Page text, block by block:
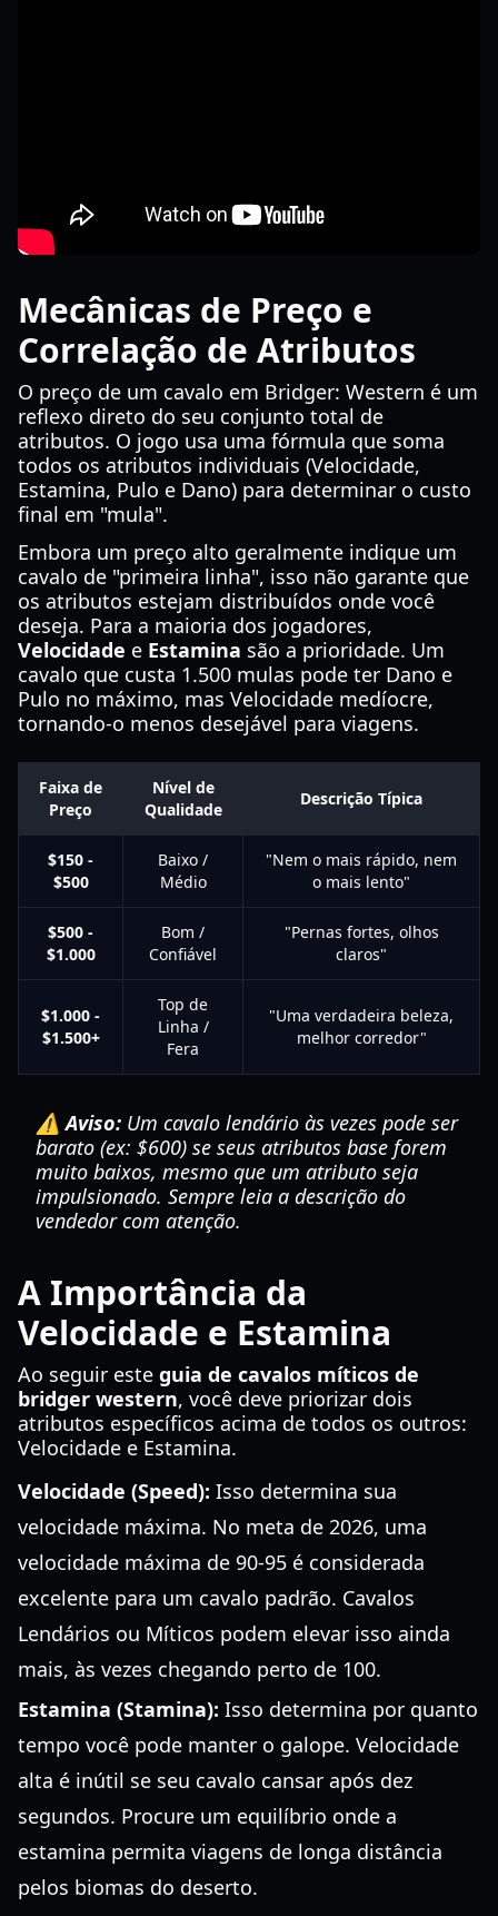
Mecânicas de Preço e
Correlação de Atributos
O preço de um cavalo em Bridger: Western é um
reflexo direto do seu conjunto total de
atributos. O jogo usa uma fórmula que soma
todos os atributos individuais (Velocidade,
Estamina, Pulo e Dano) para determinar o custo
final em "mula".
Embora um preço alto geralmente indique um
cavalo de "primeira linha", isso não garante que
os atributos estejam distribuídos onde você
deseja. Para a maioria dos jogadores,
Velocidade e Estamina são a prioridade. Um
cavalo que custa 1.500 mulas pode ter Dano e
Pulo no máximo, mas Velocidade medíocre,
tornando-o menos desejável para viagens.
Faixa de
Preço
Nível de
Qualidade
Descrição Típica
$150 -
$500
Baixo /
Médio
"Nem o mais rápido, nem
o mais lento"
$500 -
$1.000
Bom /
Confiável
"Pernas fortes, olhos
claros"
$1.000 -
$1.500+
Top de
Linha /
Fera
"Uma verdadeira beleza,
melhor corredor"
⚠️ Aviso: Um cavalo lendário às vezes pode ser
barato (ex: $600) se seus atributos base forem
muito baixos, mesmo que um atributo seja
impulsionado. Sempre leia a descrição do
vendedor com atenção.
A Importância da
Velocidade e Estamina
Ao seguir este guia de cavalos míticos de
bridger western, você deve priorizar dois
atributos específicos acima de todos os outros:
Velocidade e Estamina.
Velocidade (Speed): Isso determina sua
velocidade máxima. No meta de 2026, uma
velocidade máxima de 90-95 é considerada
excelente para um cavalo padrão. Cavalos
Lendários ou Míticos podem elevar isso ainda
mais, às vezes chegando perto de 100.
Estamina (Stamina): Isso determina por quanto
tempo você pode manter o galope. Velocidade
alta é inútil se seu cavalo cansar após dez
segundos. Procure um equilíbrio onde a
estamina permita viagens de longa distância
pelos biomas do deserto.